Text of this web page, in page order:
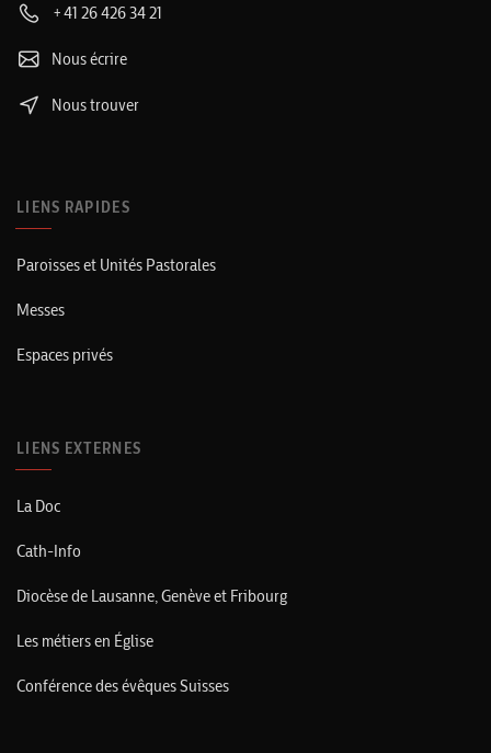
+41 26 426 34 21
Nous écrire
Nous trouver
LIENS RAPIDES
Paroisses et Unités Pastorales
Messes
Espaces privés
LIENS EXTERNES
La Doc
Cath-Info
Diocèse de Lausanne, Genève et Fribourg
Les métiers en Église
Conférence des évêques Suisses